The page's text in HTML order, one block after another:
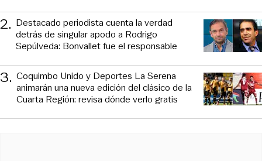
2. Destacado periodista cuenta la verdad
detrás de singular apodo a Rodrigo
Sepúlveda: Bonvallet fue el responsable
3. Coquimbo Unido y Deportes La Serena
animarán una nueva edición del clásico de la
Cuarta Región: revisa dónde verlo gratis